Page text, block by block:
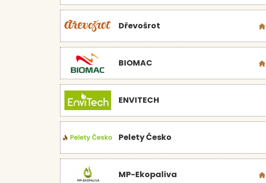
Dřevošrot
BIOMAC
ENVITECH
Pelety Česko
MP-Ekopaliva